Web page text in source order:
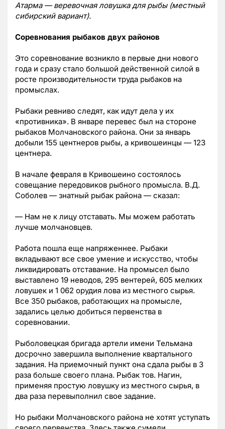
Атарма — веревочная ловушка для рыбы (местный
сибирский вариант).
Соревнования рыбаков двух районов
Это соревнование возникло в первые дни нового
года и сразу стало большой действенной силой в
росте производительности труда рыбаков на
промыслах.
Рыбаки ревниво следят, как идут дела у их
«противника». В январе перевес был на стороне
рыбаков Молчановского района. Они за январь
добыли 155 центнеров рыбы, а кривошеинцы — 123
центнера.
В начале февраля в Кривошеино состоялось
совещание передовиков рыбного промысла. В.Д.
Соболев — знатный рыбак района — сказал:
— Нам не к лицу отставать. Мы можем работать
лучше молчановцев.
Работа пошла еще напряженнее. Рыбаки
вкладывают все свое умение и искусство, чтобы
ликвидировать отставание. На промысел было
выставлено 19 неводов, 295 вентерей, 605 мелких
ловушек и 1 062 орудия лова из местного сырья.
Все 350 рыбаков, работающих на промысле,
задались целью добиться первенства в
соревновании.
Рыболовецкая бригада артели имени Тельмана
досрочно завершила выполнение квартального
задания. На приемочный пункт она сдала рыбы в 3
раза больше своего плана. Рыбак тов. Нагин,
применяя простую ловушку из местного сырья, в
два раза перевыполнил свое задание.
Но рыбаки Молчановского района не хотят уступать